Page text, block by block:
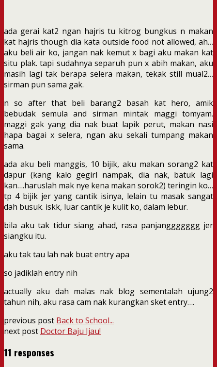
ada gerai kat2 ngan hajris tu kitrog bungkus n makan
kat hajris though dia kata outside food not allowed, ah…
aku beli air ko, jangan nak kemut x bagi aku makan kat
situ plak. tapi sudahnya separuh pun x abih makan, aku
masih lagi tak berapa selera makan, tekak still mual2…
sirman pun sama gak.
n so after that beli barang2 basah kat hero, amik
bebudak semula and sirman mintak maggi tomyam.
maggi gak yang dia nak buat lapik perut, makan nasi
hapa bagai x selera, ngan aku sekali tumpang makan
sama.
ada aku beli manggis, 10 bijik, aku makan sorang2 kat
dapur (kang kalo gegirl nampak, dia nak, batuk lagi
kan….haruslah mak nye kena makan sorok2) teringin ko…
tp 4 bijik jer yang cantik isinya, lelain tu masak sangat
dah busuk. iskk, luar cantik je kulit ko, dalam lebur.
bila aku tak tidur siang ahad, rasa panjanggggggg jer
siangku itu.
aku tak tau lah nak buat entry apa
so jadiklah entry nih
actually aku dah malas nak blog sementalah ujung2
tahun nih, aku rasa cam nak kurangkan sket entry….
previous post Back to School...
next post Doctor Baju Ijau!
11 responses